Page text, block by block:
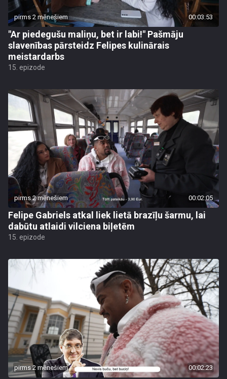
pirms 2 mēnešiem 00:03:53
"Ar piedegušu maliņu, bet ir labi!" Pašmāju
slavenības pārsteidz Felipes kulinārais
meistardarbs
15. epizode
pirms 2 mēnešiem 00:02:05
Felipe Gabriels atkal liek lietā brazīļu šarmu, lai
dabūtu atlaidi vilciena biļetēm
15. epizode
pirms 2 mēnešiem 00:02:23